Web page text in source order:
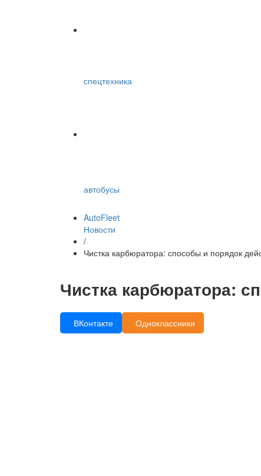
спецтехника
автобусы
AutoFleet
Новости
/
Чистка карбюратора: способы и порядок
Чистка карбюратора:
ВКонтакте Одноклассники